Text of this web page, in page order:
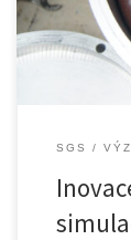
SGS